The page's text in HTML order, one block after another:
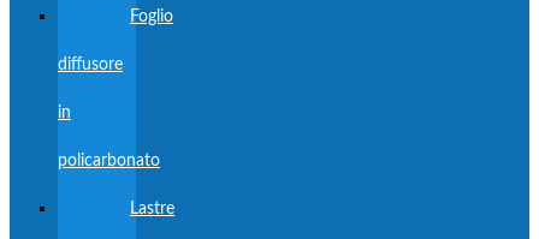
Foglio
diffusore
in
policarbonato
Lastre